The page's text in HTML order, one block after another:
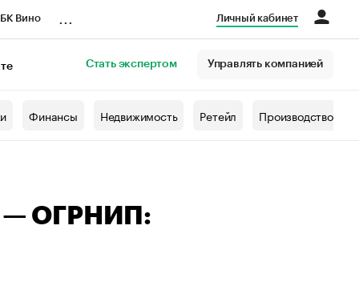
Вино Личный кабинет
Стать экспертом Управлять компанией
Финансы Недвижимость Ретейл Производство
— ОГРНИП: